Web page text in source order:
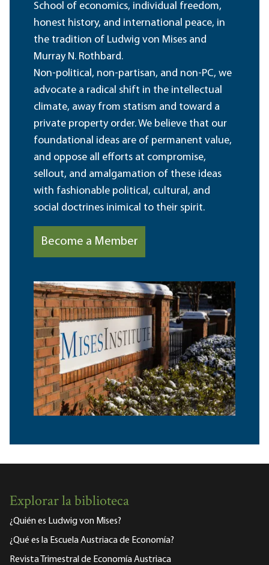
School of economics, individual freedom,
honest history, and international peace, in
the tradition of Ludwig von Mises and
Murray N. Rothbard.
Non-political, non-partisan, and non-PC, we
advocate a radical shift in the intellectual
climate, away from statism and toward a
private property order. We believe that our
foundational ideas are of permanent value,
and oppose all efforts at compromise,
sellout, and amalgamation of these ideas
with fashionable political, cultural, and
social doctrines inimical to their spirit.
Become a Member
Explorar la biblioteca
¿Quién es Ludwig von Mises?
¿Qué es la Escuela Austriaca de Economía?
Revista Trimestral de Economía Austriaca